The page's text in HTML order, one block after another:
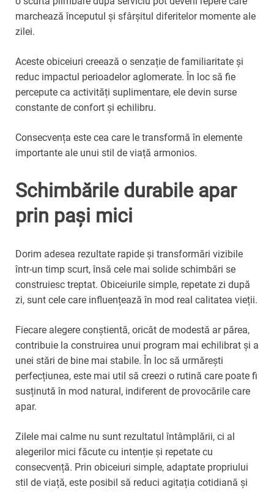
marchează începutul și sfârșitul diferitelor momente ale
zilei.
Aceste obiceiuri creează o senzație de familiaritate și
reduc impactul perioadelor aglomerate. În loc să fie
percepute ca activități suplimentare, ele devin surse
constante de confort și echilibru.
Consecvența este cea care le transformă în elemente
importante ale unui stil de viață armonios.
Schimbările durabile apar
prin pași mici
Dorim adesea rezultate rapide și transformări vizibile
într-un timp scurt, însă cele mai solide schimbări se
construiesc treptat. Obiceiurile simple, repetate zi după
zi, sunt cele care influențează în mod real calitatea vieții.
Fiecare alegere conștientă, oricât de modestă ar părea,
contribuie la construirea unui program mai echilibrat și a
unei stări de bine mai stabile. În loc să urmărești
perfecțiunea, este mai util să creezi o rutină care poate fi
susținută în mod natural, indiferent de provocările care
apar.
Zilele mai calme nu sunt rezultatul întâmplării, ci al
alegerilor mici făcute cu intenție și repetate cu
consecvență. Prin obiceiuri simple, adaptate propriului
stil de viață, este posibil să reduci agitația cotidiană și